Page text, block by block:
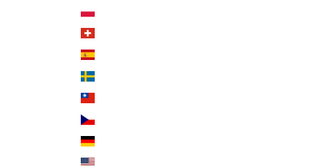
Polen (PLN)
Spanien (EUR €)
Schweden (SEK)
Tschechien (CZK Kč)
Deutschland (EUR €)
USA (USD $)